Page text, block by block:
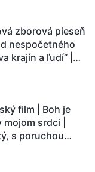
sa začína
čas. Našli ste
ako prežiť?
zborová pieseň
nespočetného
krajín a ľudí“ |
film | Boh je
srdci |
s poruchou